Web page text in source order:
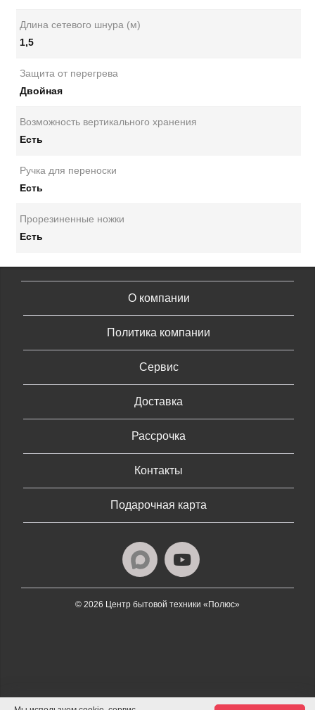
Длина сетевого шнура (м)
1,5
Защита от перегрева
Двойная
Возможность вертикального хранения
Есть
Ручка для переноски
Есть
Прорезиненные ножки
Есть
О компании
Политика компании
Сервис
Доставка
Рассрочка
Контакты
Подарочная карта
© 2026 Центр бытовой техники «Полюс»